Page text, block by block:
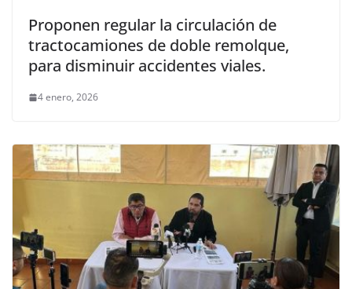
Proponen regular la circulación de
tractocamiones de doble remolque,
para disminuir accidentes viales.
4 enero, 2026